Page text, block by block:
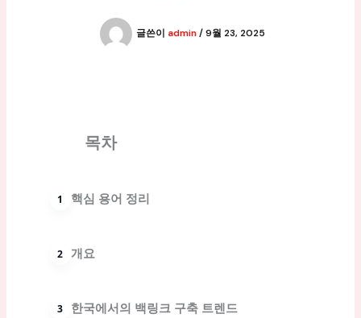
글쓴이 admin/9월 23, 2025
목차
핵심 용어 정리
개요
한국에서의 백링크 구축 트렌드